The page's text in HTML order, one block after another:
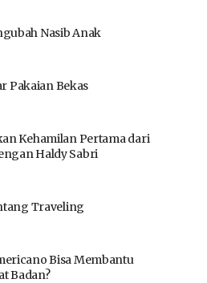
Nasib Anak
Pakaian Bekas
Kehamilan Pertama dari
Haldy Sabri
Traveling
Bisa Membantu
Badan?